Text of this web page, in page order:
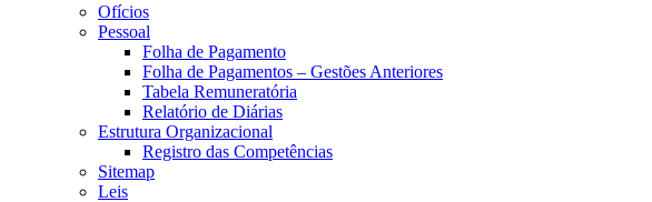
Ofícios
Pessoal
Folha de Pagamento
Folha de Pagamentos – Gestões Anteriores
Tabela Remuneratória
Relatório de Diárias
Estrutura Organizacional
Registro das Competências
Sitemap
Leis